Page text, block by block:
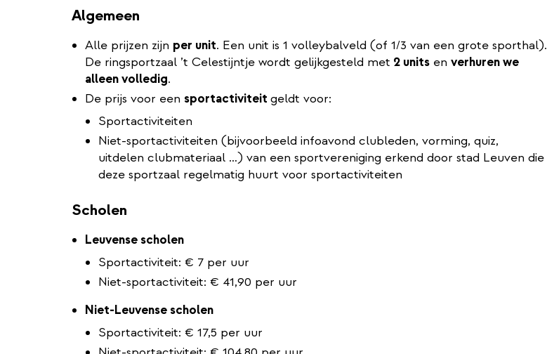
Algemeen
Alle prijzen zijn per unit. Een unit is 1 volleybalveld (of 1/3 van een grote sporthal).
De ringsportzaal ’t Celestijntje wordt gelijkgesteld met 2 units en verhuren we
alleen volledig.
De prijs voor een sportactiviteit geldt voor:
Sportactiviteiten
Niet-sportactiviteiten (bijvoorbeeld infoavond clubleden, vorming, quiz,
uitdelen clubmateriaal …) van een sportvereniging erkend door stad Leuven die
deze sportzaal regelmatig huurt voor sportactiviteiten
Scholen
Leuvense scholen
Sportactiviteit: € 7 per uur
Niet-sportactiviteit: € 41,90 per uur
Niet-Leuvense scholen
Sportactiviteit: € 17,5 per uur